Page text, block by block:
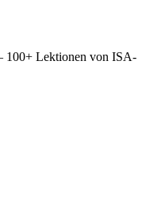
100+ Lektionen von ISA-